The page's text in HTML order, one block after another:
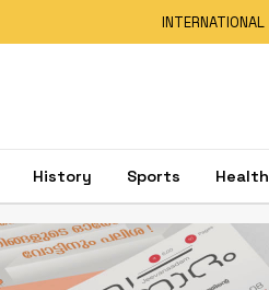
INTERNATIONAL
History Sports Health